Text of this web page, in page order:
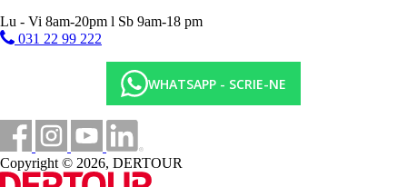
Lu - Vi 8am-20pm l Sb 9am-18 pm
031 22 99 222
WHATSAPP - SCRIE-NE
Copyright © 2026, DERTOUR